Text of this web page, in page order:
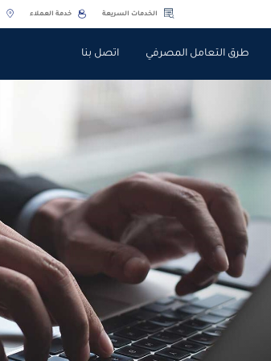
الخدمات السريعة خدمة العملاء
طرق التعامل المصرفي اتصل بنا